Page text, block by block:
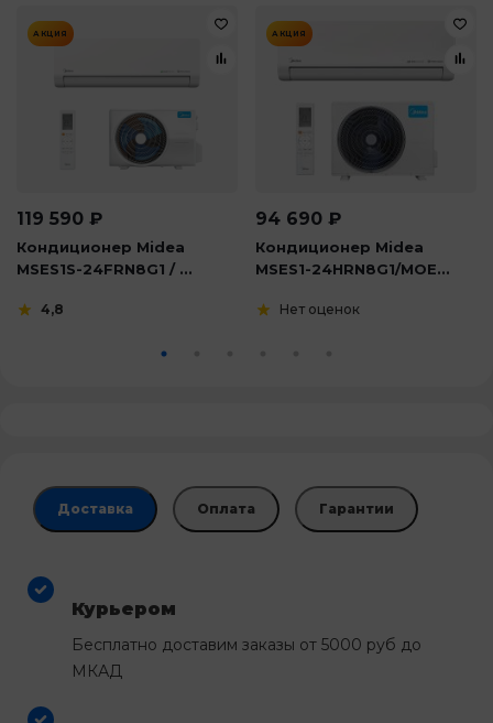
АКЦИЯ
119 590 ₽
Кондиционер Midea
MSES1S-24FRN8G1 / ...
4,8
АКЦИЯ
94 690 ₽
Кондиционер Midea
MSES1-24HRN8G1/MOE...
Нет оценок
Доставка Оплата Гарантии
Курьером
Бесплатно доставим заказы от 5000 руб до
МКАД